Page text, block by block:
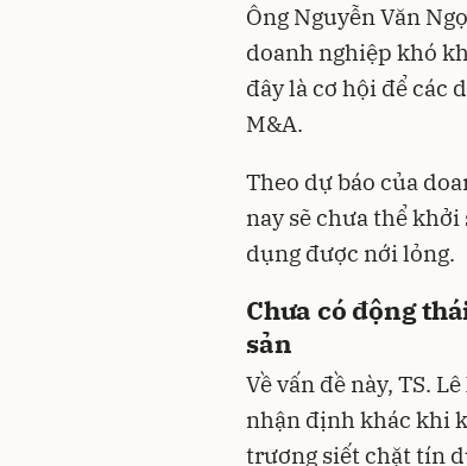
Ông Nguyễn Văn
doanh nghiệp khó
đây là cơ hội để các
M&A.
Theo dự báo của
nay sẽ chưa thể
dụng được nới lỏng.
Chưa có động
sản
Về vấn đề này, TS.
nhận định khác khi
trương siết chặt tín